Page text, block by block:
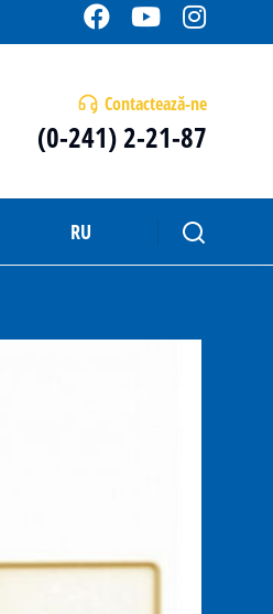
Contactează-ne
(0-241) 2-21-87
RU